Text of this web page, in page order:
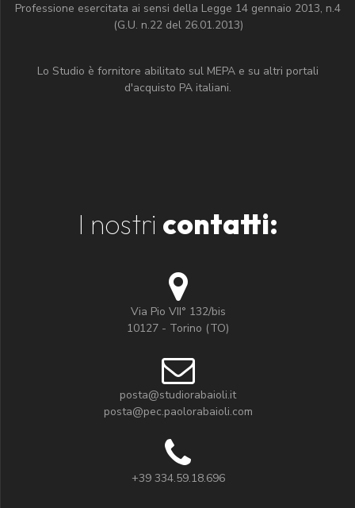
Professione esercitata ai sensi della Legge 14 gennaio 2013, n.4
(G.U. n.22 del 26.01.2013)
Lo Studio è fornitore abilitato sul MEPA e su altri portali
d'acquisto PA italiani.
I nostri contatti:
Via Pio VII° 132/bis
10127 - Torino (TO)
posta@studiorabaioli.it
posta@pec.paolorabaioli.com
+39 334.59.18.696